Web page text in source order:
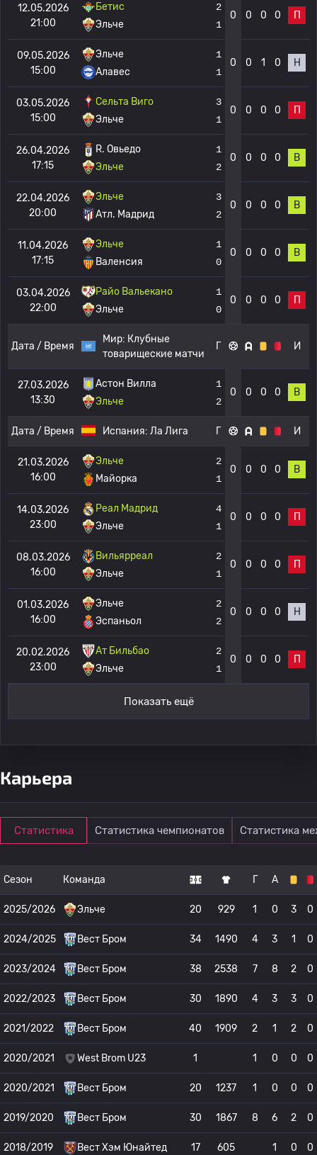
12.05.2026
21:00
Бетис
Эльче
2
1
0 0 0 0 П
09.05.2026
15:00
Эльче
Алавес
1
1
0 0 1 0 Н
03.05.2026
15:00
Сельта Виго
Эльче
3
1
0 0 0 0 П
26.04.2026
17:15
R. Овьедо
Эльче
1
2
0 0 0 0 В
22.04.2026
20:00
Эльче
Атл. Мадрид
3
2
0 0 0 0 В
11.04.2026
17:15
Эльче
Валенсия
1
0
0 0 0 0 В
03.04.2026
22:00
Райо Вальекано
Эльче
1
0
0 0 0 0 П
Дата / Время
Мир: Клубные
товарищеские матчи
Г И
27.03.2026
13:30
Астон Вилла
Эльче
1
2
0 0 0 0 В
Дата / Время Испания: Ла Лига Г И
21.03.2026
16:00
Эльче
Майорка
2
1
0 0 0 0 В
14.03.2026
23:00
Реал Мадрид
Эльче
4
1
0 0 0 0 П
08.03.2026
16:00
Вильярреал
Эльче
2
1
0 0 0 0 П
01.03.2026
16:00
Эльче
Эспаньол
2
2
0 0 0 0 Н
20.02.2026
23:00
Ат Бильбао
Эльче
2
1
0 0 0 0 П
Показать ещё
Карьера
Статистика Статистика чемпионатов Статистика
Сезон Команда Г А
2025/2026 Эльче 20 929 1 0 3 0
2024/2025 Вест Бром 34 1490 4 3 1 0
2023/2024 Вест Бром 38 2538 7 8 2 0
2022/2023 Вест Бром 30 1890 4 3 3 0
2021/2022 Вест Бром 40 1909 2 1 2 0
2020/2021 West Brom U23 1 1 0 0 0
2020/2021 Вест Бром 20 1237 1 0 0 0
2019/2020 Вест Бром 30 1867 8 6 2 0
2018/2019 Вест Хэм Юнайтед 17 605 1 0 0